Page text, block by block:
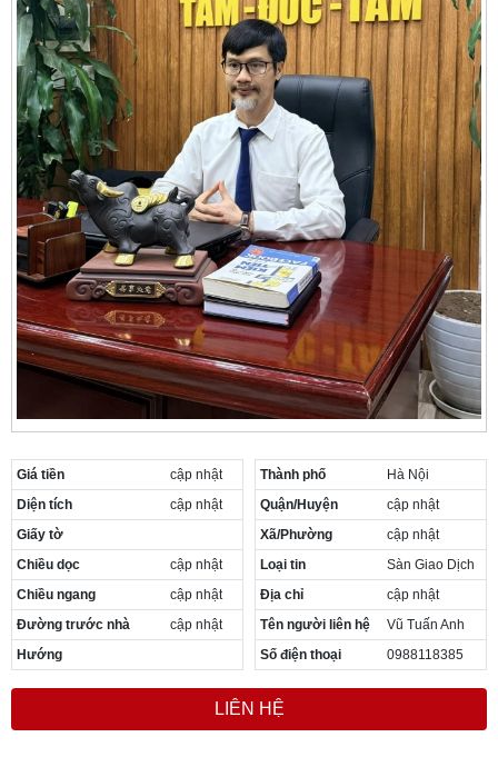
Cần thuê MBKD tại Phường Tương Mai
Cần thuê MBKD tại Phường Vĩnh Hưng
Cần thuê MBKD tại Phường Lĩnh Nam
Cần thuê MBKD tại Phường Hồng Hà
Cần thuê MBKD tại Phường Láng
Cần thuê MBKD tại Phường Văn Miếu
Cần thuê MBKD tại Phường Kim Liên
Cần thuê MBKD tại Phường Bạch Mai
Cần thuê MBKD tại Phường Vĩnh Tuy
Giá tiền
cập nhật
Diện tích
cập nhật
Giấy tờ
Chiều dọc
cập nhật
Chiều ngang
cập nhật
Đường trước nhà
cập nhật
Hướng
Thành phố
Hà Nội
Quận/Huyện
cập nhật
Xã/Phường
cập nhật
Loại tin
Sàn Giao Dịch
Địa chỉ
cập nhật
Tên người liên hệ
Vũ Tuấn Anh
Số điện thoại
0988118385
LIÊN HỆ